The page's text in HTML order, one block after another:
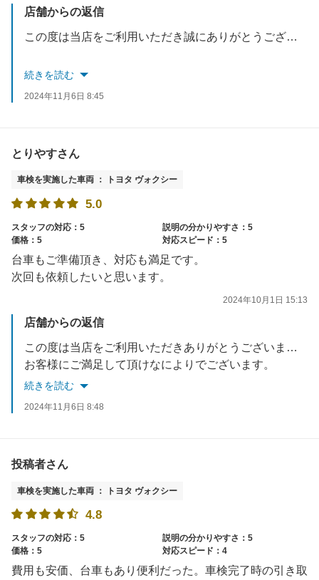
店舗からの返信
この度は当店をご利用いただき誠にありがとうございました。これからもお客様にご満足いただけるようにスタッフ一同努めて参ります。
またなにかございましたらいつでも当店にお立ち寄りくださいませ。
続きを読む
2024年11月6日 8:45
とりやすさん
車検を実施した車両 ： トヨタ ヴォクシー
5.0
スタッフの対応：5
説明の分かりやすさ：5
価格：5
対応スピード：5
台車もご準備頂き、対応も満足です。
次回も依頼したいと思います。
2024年10月1日 15:13
店舗からの返信
この度は当店をご利用いただきありがとうございました。
お客様にご満足して頂けなによりでございます。
次回の車検もぜひお待ちいたしております！
続きを読む
2024年11月6日 8:48
投稿者さん
車検を実施した車両 ： トヨタ ヴォクシー
4.8
スタッフの対応：5
説明の分かりやすさ：5
価格：5
対応スピード：4
費用も安価、台車もあり便利だった。車検完了時の引き取